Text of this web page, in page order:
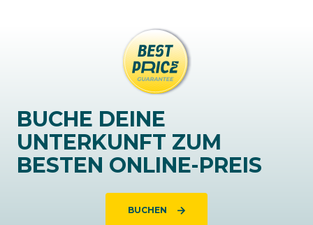
BUCHE DEINE
UNTERKUNFT ZUM
BESTEN ONLINE-PREIS
BUCHEN